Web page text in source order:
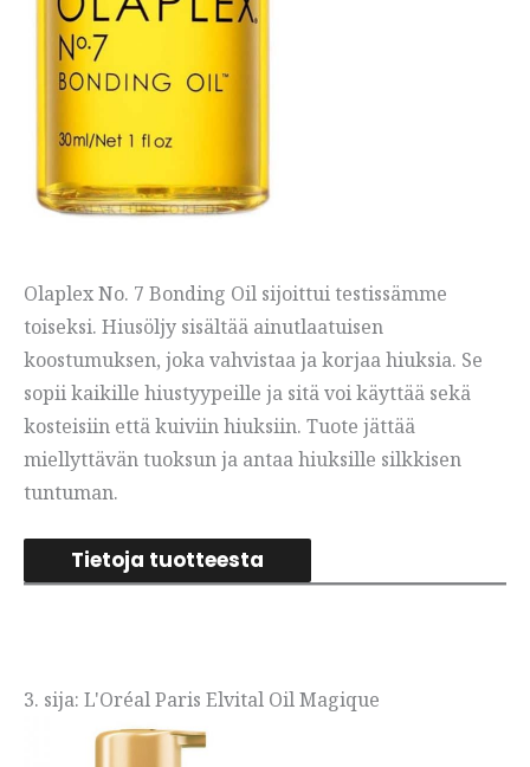
Olaplex No. 7 Bonding Oil sijoittui testissämme
toiseksi. Hiusöljy sisältää ainutlaatuisen
koostumuksen, joka vahvistaa ja korjaa hiuksia. Se
sopii kaikille hiustyypeille ja sitä voi käyttää sekä
kosteisiin että kuiviin hiuksiin. Tuote jättää
miellyttävän tuoksun ja antaa hiuksille silkkisen
tuntuman.
Tietoja tuotteesta
3. sija: L'Oréal Paris Elvital Oil Magique